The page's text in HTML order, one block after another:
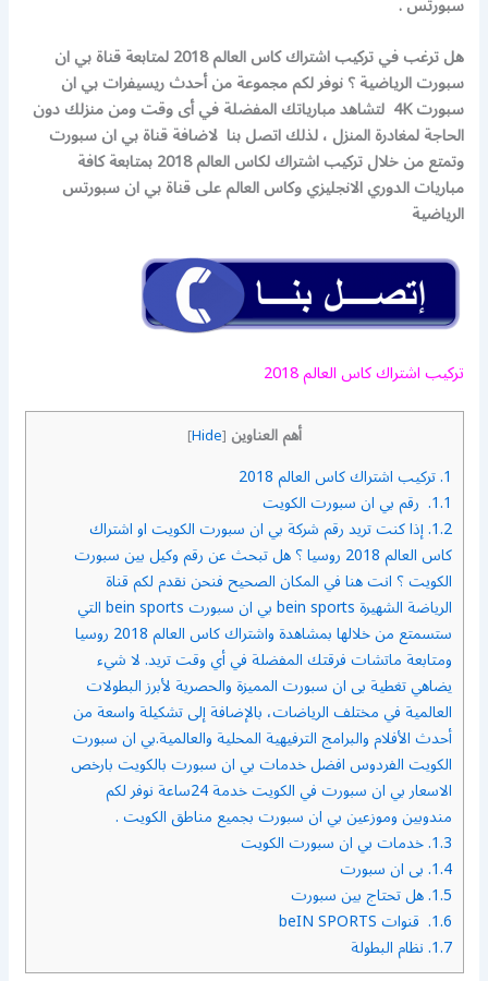
هل ترغب في تركيب اشتراك كاس العالم 2018 لمتابعة قناة بي ان
سبورت الرياضية ؟ نوفر لكم مجموعة من أحدث ريسيفرات بي ان
سبورت 4K لتشاهد مبارياتك المفضلة في أى وقت ومن منزلك دون
الحاجة لمغادرة المنزل ، لذلك اتصل بنا لاضافة قناة بي ان سبورت
وتمتع من خلال تركيب اشتراك لكاس العالم 2018 بمتابعة كافة
مباريات الدوري الانجليزي وكاس العالم على قناة بي ان سبورتس
الرياضية
تركيب اشتراك كاس العالم 2018
أهم العناوين [
Hide
]
1. تركيب اشتراك كاس العالم 2018
1.1. رقم بي ان سبورت الكويت
1.2. إذا كنت تريد رقم شركة بي ان سبورت الكويت او اشتراك
كاس العالم 2018 روسيا ؟ هل تبحث عن رقم وكيل بين سبورت
الكويت ؟ انت هنا في المكان الصحيح فنحن نقدم لكم قناة
الرياضة الشهيرة bein sports بي ان سبورت bein sports التي
ستسمتع من خلالها بمشاهدة واشتراك كاس العالم 2018 روسيا
ومتابعة ماتشات فرقتك المفضلة في أي وقت تريد. لا شيء
يضاهي تغطية بى ان سبورت المميزة والحصرية لأبرز البطولات
العالمية في مختلف الرياضات، بالإضافة إلى تشكيلة واسعة من
أحدث الأفلام والبرامج الترفيهية المحلية والعالمية.بي ان سبورت
الكويت الفردوس افضل خدمات بي ان سبورت بالكويت بارخص
الاسعار بي ان سبورت في الكويت خدمة 24ساعة نوفر لكم
مندوبين وموزعين بي ان سبورت بجميع مناطق الكويت .
1.3. خدمات بي ان سبورت الكويت
1.4. بى ان سبورت
1.5. هل تحتاج بين سبورت
1.6. قنوات beIN SPORTS
1.7. نظام البطولة